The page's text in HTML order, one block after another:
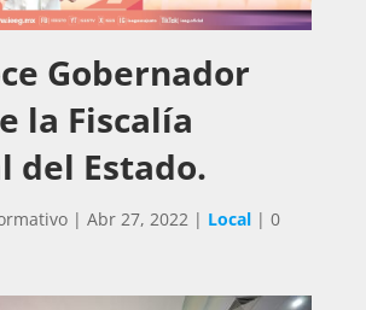
Gobernador
la Fiscalía
del Estado.
| Abr 27, 2022 | Local| 0